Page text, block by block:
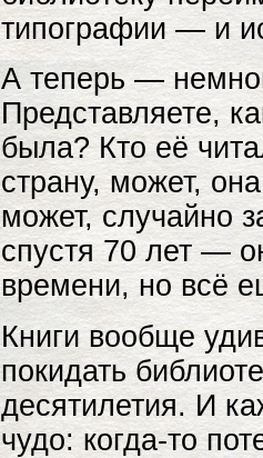
типографии — и
А теперь —
Представляете,
была? Кто её
страну, может,
может, случайно
спустя 70 лет —
времени, но всё
Книги вообще
покидать
десятилетия. И
чудо: когда‑то